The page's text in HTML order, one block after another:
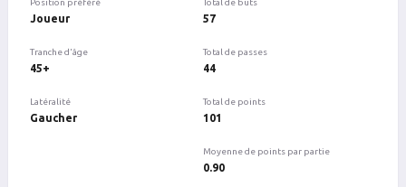
Position préféré
Joueur
Tranche d'âge
45+
Latéralité
Gaucher
Total de buts
57
Total de passes
44
Total de points
101
Moyenne de points par partie
0.90